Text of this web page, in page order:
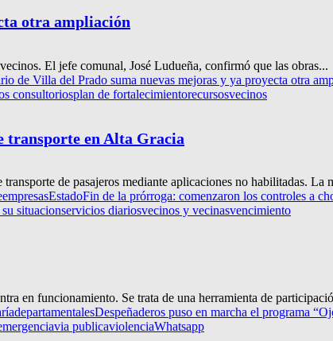
otra ampliación
El jefe comunal, José Ludueña, confirmó que las obras...
de Villa del Prado suma nuevas mejoras y ya proyecta otra
consultoriosplan de fortalecimientorecursosvecinos
transporte en Alta Gracia
de pasajeros mediante aplicaciones no habilitadas. La
empresasEstadoFin de la prórroga: comenzaron los controles a
situacionservicios diariosvecinos y vecinasvencimiento
en funcionamiento. Se trata de una herramienta de
departamentalesDespeñaderos puso en marcha el programa
via publicaviolenciaWhatsapp